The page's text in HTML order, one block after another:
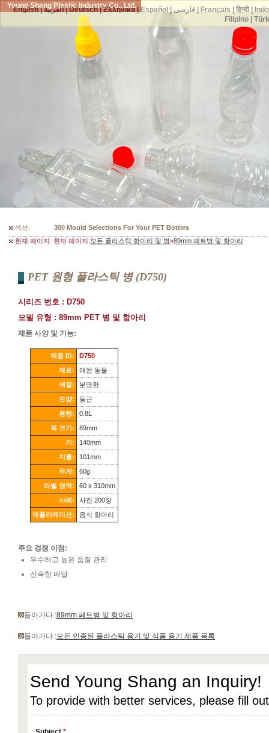
Young Shang Plastic Industry Co., Ltd.
섹션:
300 Mould Selections For Your PET Bottles
현재 페이지: 현재 페이지: 모든 플라스틱 항아리 및 병»89mm 페트병 및 항아리
PET 원형 플라스틱 병 (D750)
시리즈 번호 : D750
모델 유형 : 89mm PET 병 및 항아리
제품 사양 및 기능:
제품 ID:
D750
재료:
애완 동물
색깔:
분명한
모양:
둥근
용량:
0.8L
목 크기:
89mm
키:
140mm
지름:
101mm
무게:
60g
라벨 영역:
60 x 310mm
사례:
사진 200장
애플리케이션:
음식 항아리
주요 경쟁 이점:
우수하고 높은 품질 관리
신속한 배달
돌아가다 :89mm 페트병 및 항아리
돌아가다 :모든 인증된 플라스틱 용기 및 식품 용기 제품 목록
English|العربية|Deutsch|Ελληνικά| Español فارسی| Français हिन्दी|
Filipino|